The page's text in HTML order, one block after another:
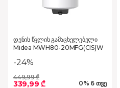
დენის წყლის გამაცხელებელი
Midea MWH80-20MFG(CIS)W
-24%
449,99 ₾
339,99 ₾ 0% 6 თვე